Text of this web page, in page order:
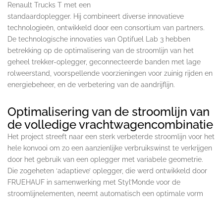
Renault Trucks T met een
standaardoplegger. Hij combineert diverse innovatieve
technologieën, ontwikkeld door een consortium van partners.
De technologische innovaties van Optifuel Lab 3 hebben
betrekking op de optimalisering van de stroomlijn van het
geheel trekker-oplegger, geconnecteerde banden met lage
rolweerstand, voorspellende voorzieningen voor zuinig rijden en
energiebeheer, en de verbetering van de aandrijflijn.
Optimalisering van de stroomlijn van
de volledige vrachtwagencombinatie
Het project streeft naar een sterk verbeterde stroomlijn voor het
hele konvooi om zo een aanzienlijke verbruikswinst te verkrijgen
door het gebruik van een oplegger met variabele geometrie.
Die zogeheten ‘adaptieve’ oplegger, die werd ontwikkeld door
FRUEHAUF in samenwerking met Styl’Monde voor de
stroomlijnelementen, neemt automatisch een optimale vorm